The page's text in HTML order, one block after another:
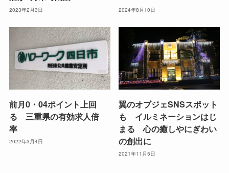
2023年2月3日 2024年8月10日
前月0・04ポイント上回
る 三重県の有効求人倍
率
2022年3月4日
翼のオブジェSNSスポット
も イルミネーションはじ
まる 心の癒しやにぎわい
の創出に
2021年11月5日